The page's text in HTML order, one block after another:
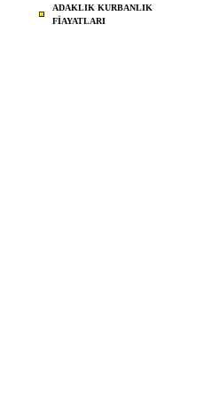
ADAKLIK KURBANLIK
FİAYATLARI